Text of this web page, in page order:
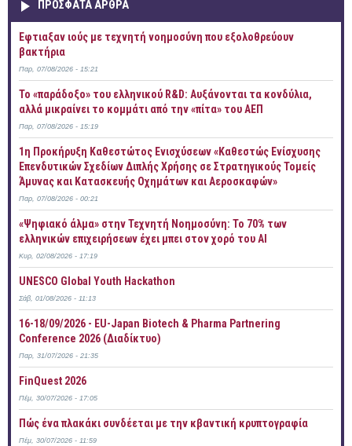
ΠΡOΣΦΑΤΑ AΡΘΡΑ
Έφτιαξαν ιούς με τεχνητή νοημοσύνη που εξολοθρεύουν
βακτήρια
Παρ, 07/08/2026 - 15:21
Το «παράδοξο» του ελληνικού R&D: Αυξάνονται τα κονδύλια,
αλλά μικραίνει το κομμάτι από την «πίτα» του ΑΕΠ
Παρ, 07/08/2026 - 15:19
1η Προκήρυξη Καθεστώτος Ενισχύσεων «Καθεστώς Ενίσχυσης
Επενδυτικών Σχεδίων Διπλής Χρήσης σε Στρατηγικούς Τομείς
Άμυνας και Κατασκευής Οχημάτων και Αεροσκαφών»
Παρ, 07/08/2026 - 00:21
«Ψηφιακό άλμα» στην Τεχνητή Νοημοσύνη: Το 70% των
ελληνικών επιχειρήσεων έχει μπει στον χορό του AI
Κυρ, 02/08/2026 - 17:19
UNESCO Global Youth Hackathon
Σάβ, 01/08/2026 - 11:13
16-18/09/2026 - EU-Japan Biotech & Pharma Partnering
Conference 2026 (Διαδίκτυο)
Παρ, 31/07/2026 - 21:35
FinQuest 2026
Πέμ, 30/07/2026 - 17:05
Πώς ένα πλακάκι συνδέεται με την κβαντική κρυπτογραφία
Πέμ, 30/07/2026 - 11:59